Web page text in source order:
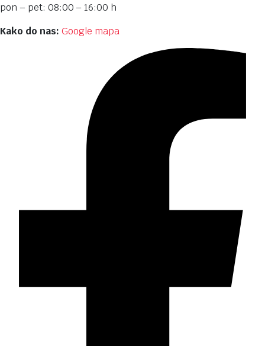
pon – pet: 08:00 – 16:00 h
Kako do nas: Google mapa